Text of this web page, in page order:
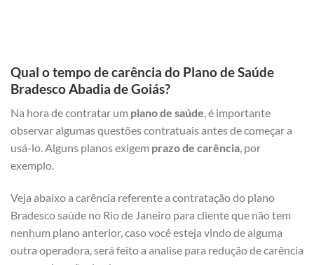
Qual o tempo de carência do Plano de Saúde
Bradesco Abadia de Goiás?
Na hora de contratar um plano de saúde, é importante
observar algumas questões contratuais antes de começar a
usá-lo. Alguns planos exigem prazo de carência, por
exemplo.
Veja abaixo a carência referente a contratação do plano
Bradesco saúde no Rio de Janeiro para cliente que não tem
nenhum plano anterior, caso você esteja vindo de alguma
outra operadora, será feito a analise para redução de carência